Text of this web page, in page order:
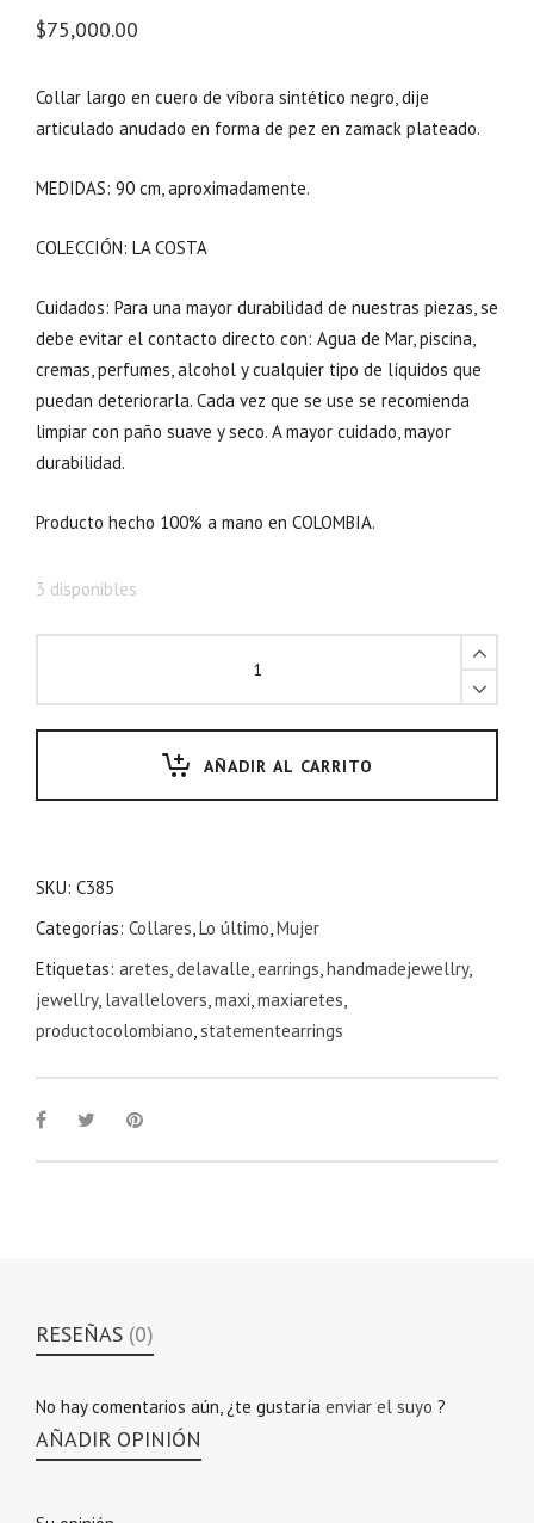
$75,000.00
Collar largo en cuero de víbora sintético negro, dije
articulado anudado en forma de pez en zamack plateado.
MEDIDAS: 90 cm, aproximadamente.
COLECCIÓN: LA COSTA
Cuidados: Para una mayor durabilidad de nuestras piezas, se
debe evitar el contacto directo con: Agua de Mar, piscina,
cremas, perfumes, alcohol y cualquier tipo de líquidos que
puedan deteriorarla. Cada vez que se use se recomienda
limpiar con paño suave y seco. A mayor cuidado, mayor
durabilidad.
Producto hecho 100% a mano en COLOMBIA.
3 disponibles
AÑADIR AL CARRITO
SKU: C385
Categorías: Collares,Lo último,Mujer
Etiquetas: aretes,delavalle,earrings,handmadejewellry,
jewellry, lavallelovers,maxi,maxiaretes,
productocolombiano,statementearrings
RESEÑAS (0)
No hay comentarios aún, ¿te gustaría enviar el suyo ?
AÑADIR OPINIÓN